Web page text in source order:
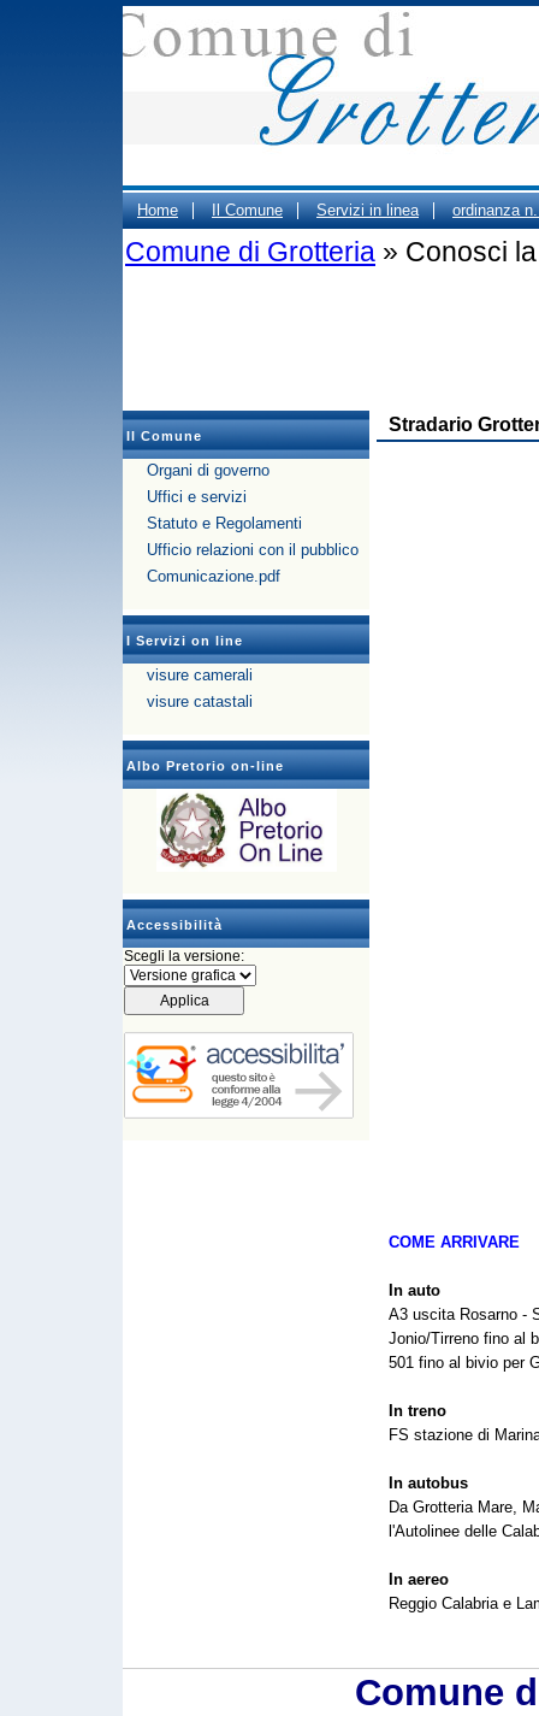
Home Il Comune Servizi in linea
ordinanza
ORARIO CIMITERO
Portale Trasparenza - Gestione
Comune di Grotteria » Conosci
Il Comune
Organi di governo
Uffici e servizi
Statuto e Regolamenti
Ufficio relazioni con il pubblico
Comunicazione.pdf
I Servizi on line
visure camerali
visure catastali
Albo Pretorio on-line
Accessibilità
Scegli la versione:
Stradario
COME ARRIVARE
In auto
A3 uscita Rosarno -
Jonio/Tirreno fino al
501 fino al bivio per
In treno
FS stazione di
In autobus
Da Grotteria Mare,
l'Autolinee delle
In aereo
Reggio Calabria e
Comune